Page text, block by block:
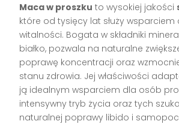
Maca w proszku to wysokiej jakości
które od tysięcy lat służy wsparciem
witalności. Bogata w składniki
białko, pozwala na naturalne
poprawę koncentracji oraz
stanu zdrowia. Jej właściwości
ją idealnym wsparciem dla osób
intensywny tryb życia oraz tych
naturalnej poprawy libido i